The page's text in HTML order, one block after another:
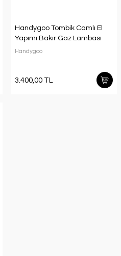
Handygoo Tombik Camlı El
Yapımı Bakır Gaz Lambası
Handygoo
3.400,00 TL